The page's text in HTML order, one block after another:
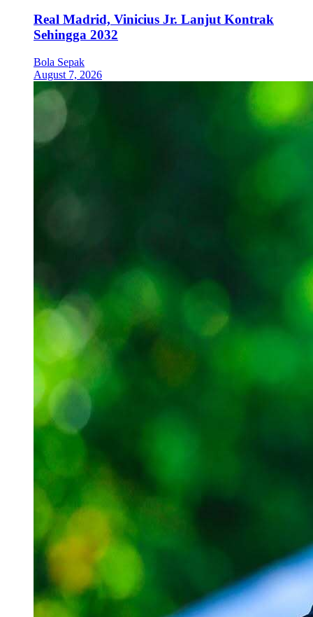
Real Madrid, Vinicius Jr. Lanjut Kontrak
Sehingga 2032
Bola Sepak
August 7, 2026